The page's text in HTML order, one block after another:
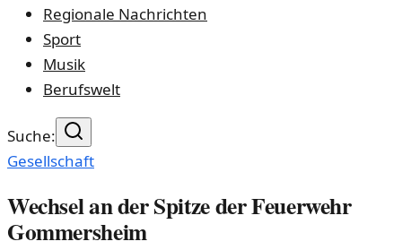
Regionale Nachrichten
Sport
Musik
Berufswelt
Suche:
Gesellschaft
Wechsel an der Spitze der Feuerwehr
Gom­mers­heim